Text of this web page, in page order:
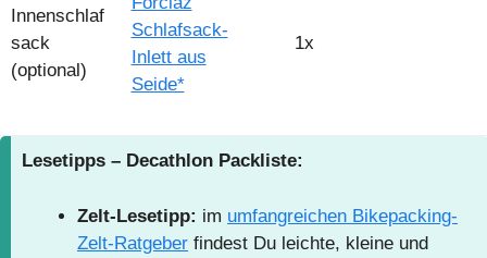
Innenschlaf
sack
(optional)
Schlafsack-
Inlett aus
Seide*
1x
Lesetipps – Decathlon Packliste:
Zelt-Lesetipp: im umfangreichen Bikepacking-
Zelt-Ratgeber findest Du leichte, kleine und